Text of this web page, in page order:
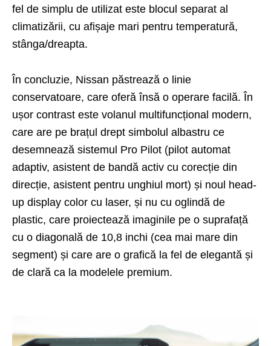
fel de simplu de utilizat este blocul separat al
climatizării, cu afișaje mari pentru temperatură,
stânga/dreapta.
În concluzie, Nissan păstrează o linie
conservatoare, care oferă însă o operare facilă. În
ușor contrast este volanul multifuncțional modern,
care are pe brațul drept simbolul albastru ce
desemnează sistemul Pro Pilot (pilot automat
adaptiv, asistent de bandă activ cu corecție din
direcție, asistent pentru unghiul mort) și noul head-
up display color cu laser, și nu cu oglindă de
plastic, care proiectează imaginile pe o suprafață
cu o diagonală de 10,8 inchi (cea mai mare din
segment) și care are o grafică la fel de elegantă și
de clară ca la modelele premium.